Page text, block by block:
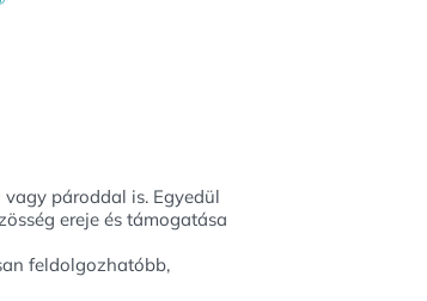
pároddal is. Egyedül
ereje és támogatása
feldolgozhatóbb,